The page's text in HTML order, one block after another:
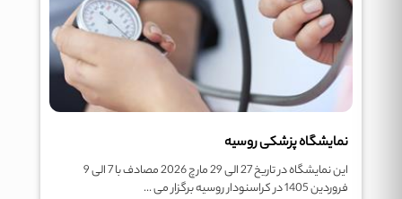
نمایشگاه پزشکی روسیه
این نمایشگاه در تاریخ 27 الی 29 مارچ 2026 مصادف با 7 الی 9
فروردین 1405 در کراسنودار روسیه برگزار می ...